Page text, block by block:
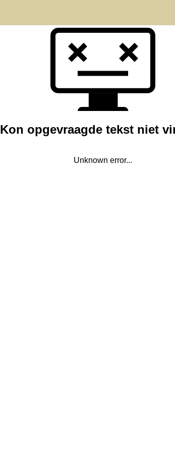
Kon opgevraagde tekst niet
Unknown error...